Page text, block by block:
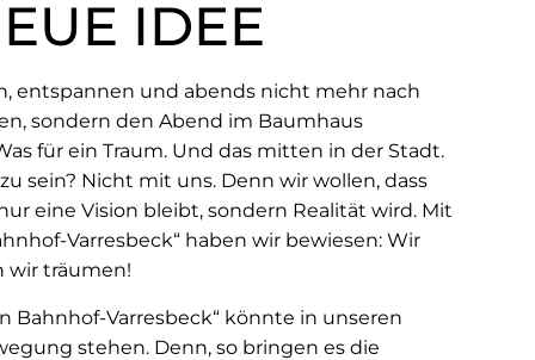
IDEE
entspannen und abends nicht mehr nach
sondern den Abend im Baumhaus
für ein Traum. Und das mitten in der Stadt.
sein? Nicht mit uns. Denn wir wollen, dass
eine Vision bleibt, sondern Realität wird. Mit
Varresbeck“ haben wir bewiesen: Wir
wir träumen!
Bahnhof-Varresbeck“ könnte in unseren
stehen. Denn, so bringen es die